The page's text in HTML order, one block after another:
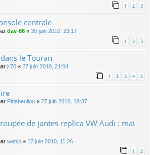
1 2 3
centrale
dav-86 « 30 juin 2010, 23:17
1 2 3
le Touran
jr70 « 27 juin 2010, 21:04
1 2 3 4 5
Pidabeuliou « 27 juin 2010, 18:37
de jantes replica VW Audi : mai
webjo « 17 juin 2010, 11:26
1 2